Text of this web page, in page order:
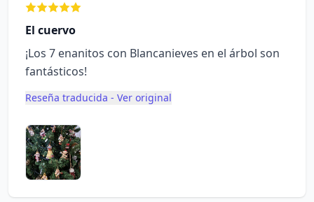
El cuervo
¡Los 7 enanitos con Blancanieves en el árbol son
fantásticos!
Reseña traducida - Ver original